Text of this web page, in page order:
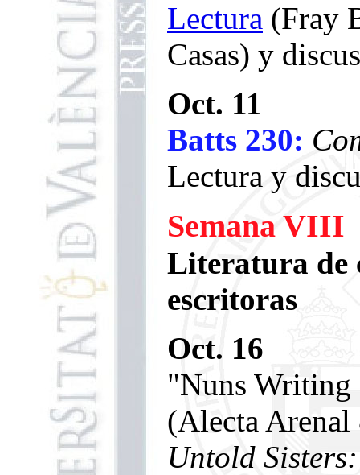
Lectura (Fray
Casas) y
Oct. 11
Batts 230:
Lectura y
Semana VIII
Literatura de
escritoras
Oct. 16
"Nuns
(Alecta
Untold